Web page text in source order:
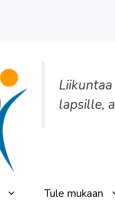
lapsille,
Tule mukaan